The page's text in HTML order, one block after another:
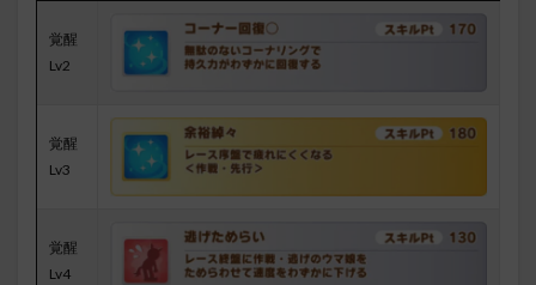
覚醒
Lv2
覚醒
Lv3
覚醒
Lv4